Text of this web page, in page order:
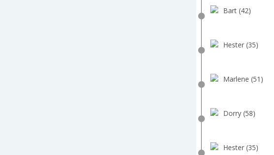
Bart (42)
Hester (35)
Marlene (51)
Dorry (58)
Hester (35)